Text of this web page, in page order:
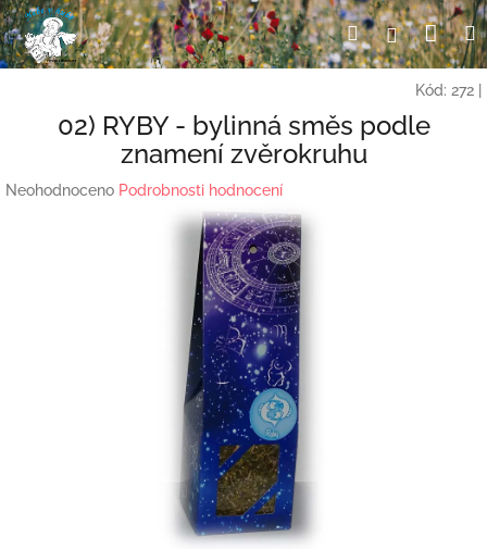
Přejít
na
obsah
HledatPřihlášení
Kód: 272
02) RYBY - bylinná směs podle
znamení zvěrokruhu
Průměrné
Neohodnoceno Podrobnosti hodnocení